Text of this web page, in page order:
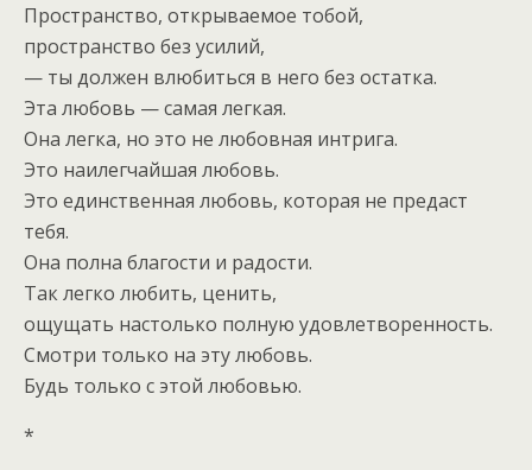
Пространство, открываемое тобой,
пространство без усилий,
— ты должен влюбиться в него без остатка.
Эта любовь — самая легкая.
Она легка, но это не любовная интрига.
Это наилегчайшая любовь.
Это единственная любовь, которая не предаст
тебя.
Она полна благости и радости.
Так легко любить, ценить,
ощущать настолько полную удовлетворенность.
Смотри только на эту любовь.
Будь только с этой любовью.
*